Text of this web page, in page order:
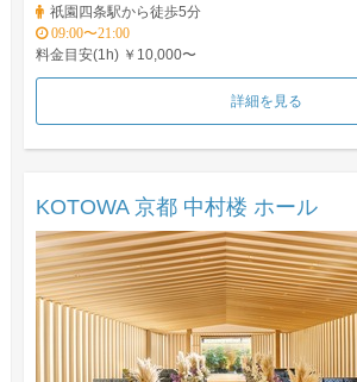
祇園四条駅から徒歩5分
09:00〜21:00
料金目安(1h) ￥10,000〜
詳細を見る
KOTOWA 京都 中村楼 ホール